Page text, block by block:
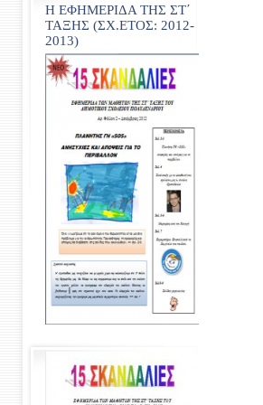
Η ΕΦΗΜΕΡΙΔΑ ΤΗΣ ΣΤ΄
ΤΑΞΗΣ (ΣΧ.ΕΤΟΣ: 2012-
2013)